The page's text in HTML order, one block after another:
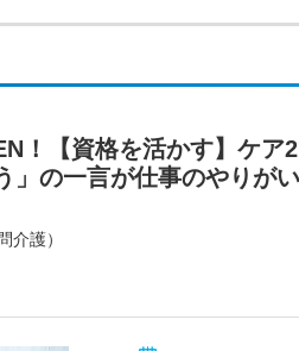
！【資格を活かす】ケ
」の一言が仕事のやり
介護）